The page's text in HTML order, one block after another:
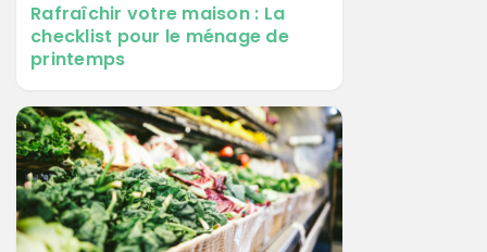
Rafraîchir votre maison : La
checklist pour le ménage de
printemps